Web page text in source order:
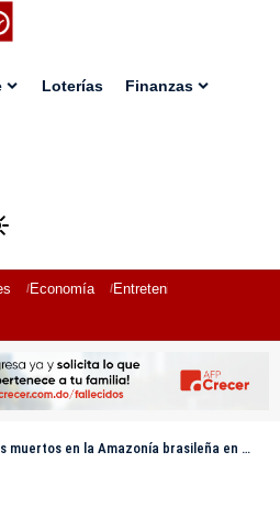
Loterías Finanzas
Economía Entretenimiento
en la Amazonía brasileña en medio de la sequía